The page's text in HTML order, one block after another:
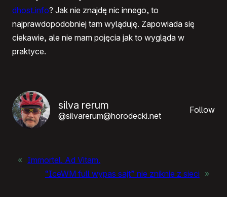
dhost.info? Jak nie znajdę nic innego, to
najprawdopodobniej tam wyląduję. Zapowiada się
ciekawie, ale nie mam pojęcia jak to wygląda w
praktyce.
silva rerum
@silvarerum@horodecki.net
Follow
« Immortel. Ad Vitam.
“IceWM full wypas sajt” nie zniknie z sieci »